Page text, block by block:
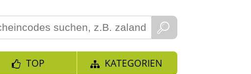
TOP KATEGORIEN